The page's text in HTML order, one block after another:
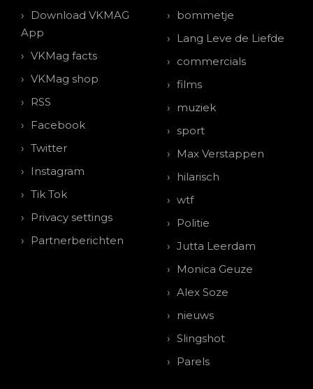
Download VKMAG
App
VKMag facts
VKMag shop
RSS
Facebook
Twitter
Instagram
Tik Tok
Privacy settings
Partnerberichten
bommetje
Lang Leve de Liefde
commercials
films
muziek
sport
Max Verstappen
hilarisch
wtf
Politie
Jutta Leerdam
Monica Geuze
Alex Soze
nieuws
Slingshot
Parels